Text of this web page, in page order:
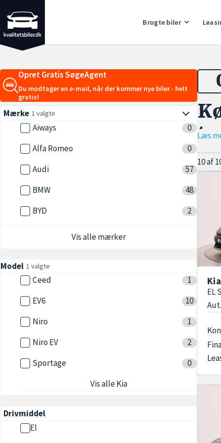
Brugte biler
Opret Gratis SøgeAgent
Du modtager en e-mail, når der kommer nye biler - helt
gratis!
Mærke 1 valgte
Aiways
0
Alfa Romeo
0
Audi
57
BMW
48
BYD
2
Vis alle mærker
Model 1 valgte
Ceed
1
EV6
10
Niro
1
Niro EV
2
Sportage
0
Vis alle Kia
Drivmiddel
El
af
En
det,
om
Læs
10 af
EL